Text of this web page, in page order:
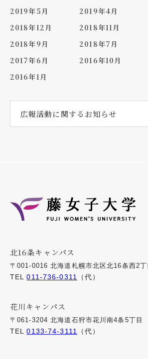
2019年5月
2019年4月
2018年12月
2018年11月
2018年9月
2018年7月
2017年6月
2016年10月
2016年1月
広報活動に関する お知らせ
北16条キャンパス
〒001-0016 北海道札幌市北区北16条西2丁
TEL011-736-0311 （代）
花川キャンパス
〒061-3204 北海道石狩市花川南4条5丁目
TEL0133-74-3111 （代）